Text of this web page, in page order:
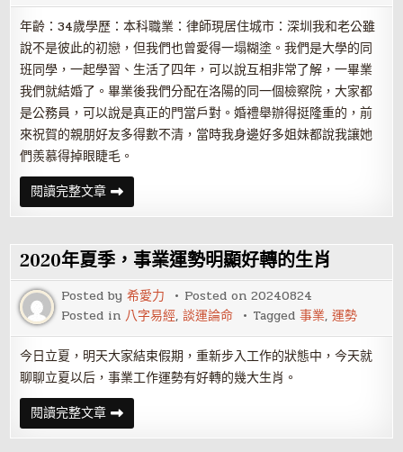
年齡：34歲學歷：本科職業：律師現居住城市：深圳我和老公雖
說不是彼此的初戀，但我們也曾愛得一塌糊塗。我們是大學的同
班同學，一起學習、生活了四年，可以說互相非常了解，一畢業
我們就結婚了。畢業後我們分配在洛陽的同一個檢察院，大家都
是公務員，可以說是真正的門當戶對。婚禮舉辦得挺隆重的，前
來祝賀的親朋好友多得數不清，當時我身邊好多姐妹都說我讓她
們羨慕得掉眼睫毛。
閱讀完整文章無
性
婚
出
軌
有
什
麼
後
果
2020年夏季，事業運勢明顯好轉的生肖
Posted by希愛力 Posted on20240824
Posted in 八字易經,談運論命 Tagged事業,運勢
今日立夏，明天大家結束假期，重新步入工作的狀態中，今天就
聊聊立夏以后，事業工作運勢有好轉的幾大生肖。
閱讀完整文章2020
年
夏